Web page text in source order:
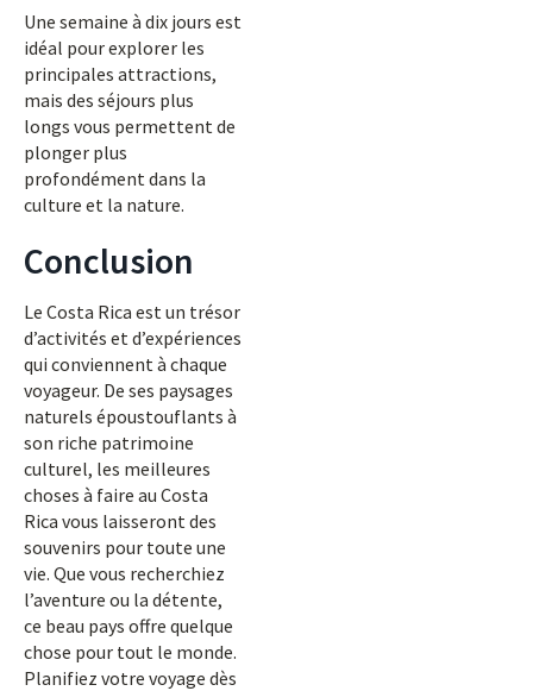
Une semaine à dix jours est
idéal pour explorer les
principales attractions,
mais des séjours plus
longs vous permettent de
plonger plus
profondément dans la
culture et la nature.
Conclusion
Le Costa Rica est un trésor
d’activités et d’expériences
qui conviennent à chaque
voyageur. De ses paysages
naturels époustouflants à
son riche patrimoine
culturel, les meilleures
choses à faire au Costa
Rica vous laisseront des
souvenirs pour toute une
vie. Que vous recherchiez
l’aventure ou la détente,
ce beau pays offre quelque
chose pour tout le monde.
Planifiez votre voyage dès